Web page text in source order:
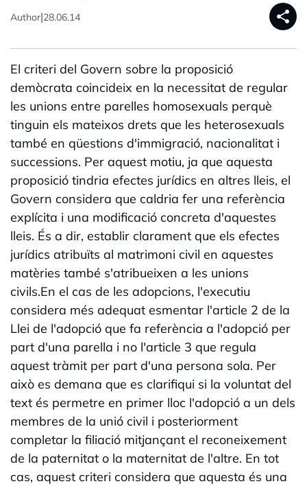
Author|28.06.14 share
El criteri del Govern sobre la proposició
demòcrata coincideix en la necessitat de regular
les unions entre parelles homosexuals perquè
tinguin els mateixos drets que les heterosexuals
també en qüestions d'immigració, nacionalitat i
successions. Per aquest motiu, ja que aquesta
proposició tindria efectes jurídics en altres lleis, el
Govern considera que caldria fer una referència
explícita i una modificació concreta d'aquestes
lleis. És a dir, establir clarament que els efectes
jurídics atribuïts al matrimoni civil en aquestes
matèries també s'atribueixen a les unions
civils.En el cas de les adopcions, l'executiu
considera més adequat esmentar l'article 2 de la
Llei de l'adopció que fa referència a l'adopció per
part d'una parella i no l'article 3 que regula
aquest tràmit per part d'una persona sola. Per
això es demana que es clarifiqui si la voluntat del
text és permetre en primer lloc l'adopció a un dels
membres de la unió civil i posteriorment
completar la filiació mitjançant el reconeixement
de la paternitat o la maternitat de l'altre. En tot
cas, aquest criteri considera que aquesta és una